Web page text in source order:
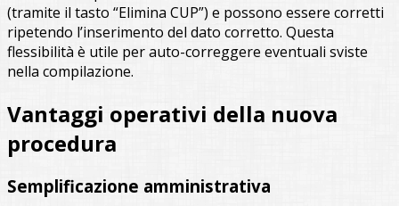
(tramite il tasto “Elimina CUP”) e possono essere corretti
ripetendo l’inserimento del dato corretto. Questa
flessibilità è utile per auto-correggere eventuali sviste
nella compilazione.
Vantaggi operativi della nuova
procedura
Semplificazione amministrativa